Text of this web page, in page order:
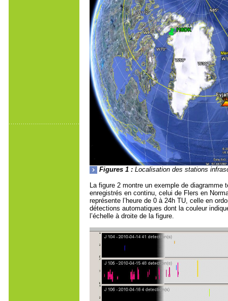
Figures 1 : Localisation des stations
La figure 2 montre un exemple de
enregistrés en continu, celui de Flers en
représente l’heure de 0 à 24h TU, celle en
détections automatiques dont la couleur
l’échelle à droite de la figure.